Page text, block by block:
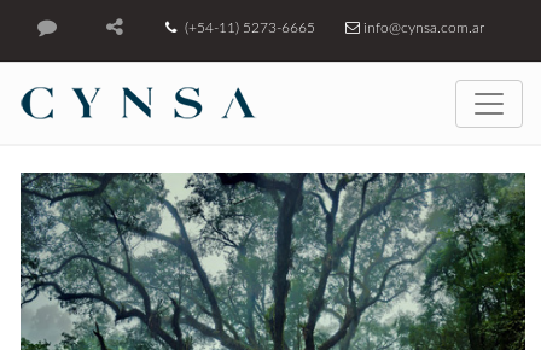
(+54-11) 5273-6665 info@cynsa.com.ar